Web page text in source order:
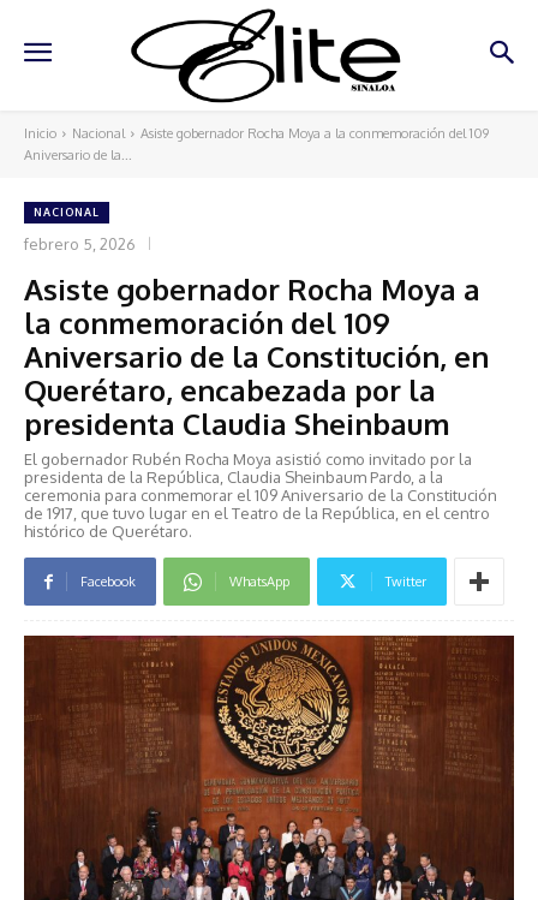
Inicio Nacional
Asiste gobernador Rocha Moya a la conmemoración del 109
Aniversario de la...
NACIONAL
febrero 5, 2026
Asiste gobernador Rocha Moya a
la conmemoración del 109
Aniversario de la Constitución, en
Querétaro, encabezada por la
presidenta Claudia Sheinbaum
El gobernador Rubén Rocha Moya asistió como invitado por la
presidenta de la República, Claudia Sheinbaum Pardo, a la
ceremonia para conmemorar el 109 Aniversario de la Constitución
de 1917, que tuvo lugar en el Teatro de la República, en el centro
histórico de Querétaro.
Facebook WhatsApp Twitter